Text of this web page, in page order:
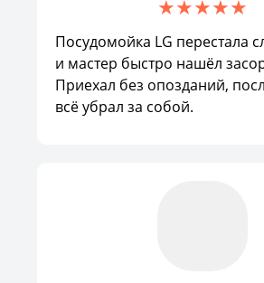
Посудомойка LG перестала
и мастер быстро нашёл
Приехал без опозданий,
всё убрал за собой.